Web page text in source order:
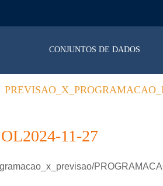
CONJUNTOS DE DADOS
11-27